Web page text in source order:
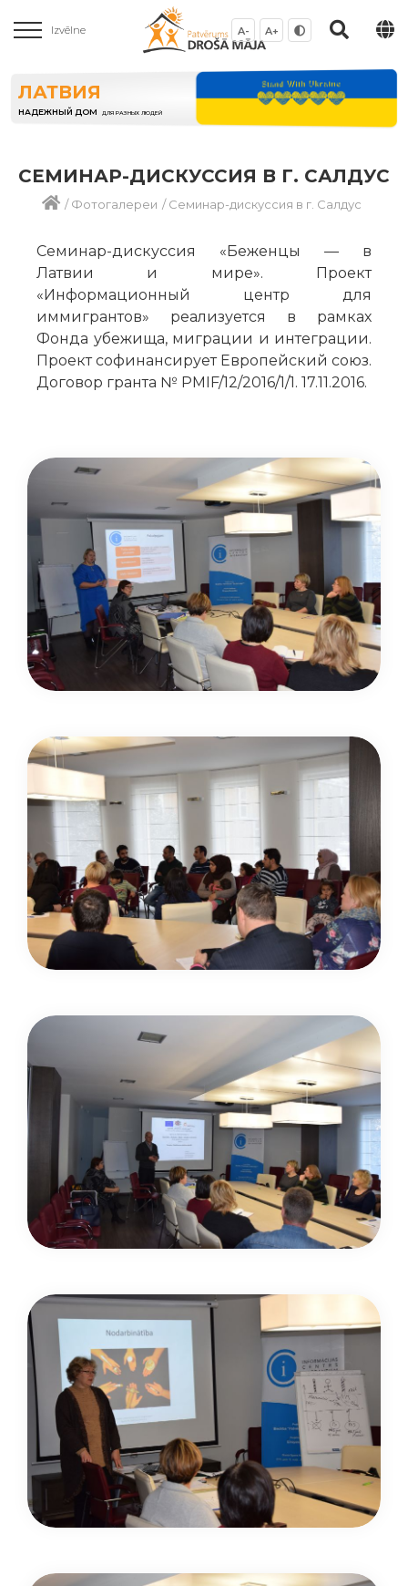
Izvēlne A- A+
ЛАТВИЯ
НАДЕЖНЫЙ ДОМ ДЛЯ РАЗНЫХ ЛЮДЕЙ
СЕМИНАР-ДИСКУССИЯ В Г. САЛДУС
/Фотогалереи /Семинар-дискуссия в г. Салдус
Семинар-дискуссия «Беженцы — в
Латвии и мире». Проект
«Информационный центр для
иммигрантов» реализуется в рамках
Фонда убежища, миграции и интеграции.
Проект софинансирует Европейский союз.
Договор гранта № PMIF/12/2016/1/1. 17.11.2016.